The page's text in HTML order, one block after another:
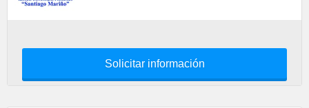
Solicitar información